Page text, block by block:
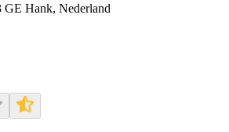
Hank, Nederland